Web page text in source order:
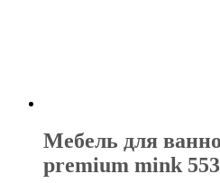
Мебель для
premium mink